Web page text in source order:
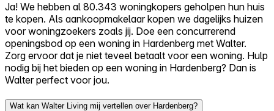
Ja! We hebben al 80.343 woningkopers geholpen hun huis
te kopen. Als aankoopmakelaar kopen we dagelijks huizen
voor woningzoekers zoals jij. Doe een concurrerend
openingsbod op een woning in Hardenberg met Walter.
Zorg ervoor dat je niet teveel betaalt voor een woning. Hulp
nodig bij het bieden op een woning in Hardenberg? Dan is
Walter perfect voor jou.
Wat kan Walter Living mij vertellen over Hardenberg?